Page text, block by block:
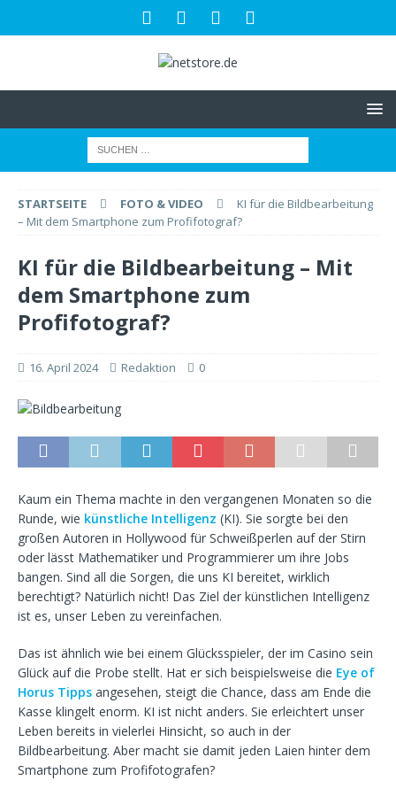
STARTSEITE FOTO & VIDEO
KI für die Bildbearbeitung
– Mit dem Smartphone zum Profifotograf?
KI für die Bildbearbeitung – Mit
dem Smartphone zum
Profifotograf?
16. April 2024 Redaktion 0
Kaum ein Thema machte in den vergangenen Monaten so die
Runde, wie künstliche Intelligenz (KI). Sie sorgte bei den
großen Autoren in Hollywood für Schweißperlen auf der Stirn
oder lässt Mathematiker und Programmierer um ihre Jobs
bangen. Sind all die Sorgen, die uns KI bereitet, wirklich
berechtigt? Natürlich nicht! Das Ziel der künstlichen Intelligenz
ist es, unser Leben zu vereinfachen.
Das ist ähnlich wie bei einem Glücksspieler, der im Casino sein
Glück auf die Probe stellt. Hat er sich beispielsweise die Eye of
Horus Tipps angesehen, steigt die Chance, dass am Ende die
Kasse klingelt enorm. KI ist nicht anders. Sie erleichtert unser
Leben bereits in vielerlei Hinsicht, so auch in der
Bildbearbeitung. Aber macht sie damit jeden Laien hinter dem
Smartphone zum Profifotografen?